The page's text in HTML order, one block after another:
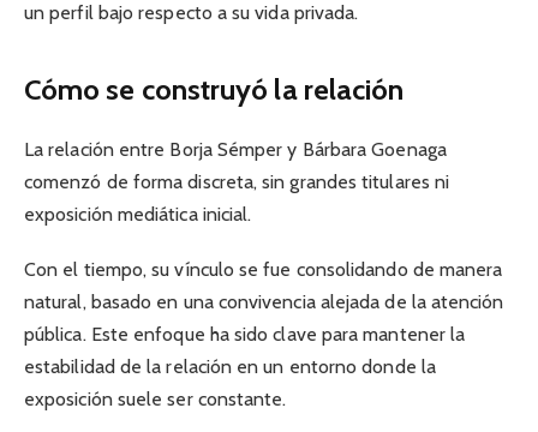
un perfil bajo respecto a su vida privada.
Cómo se construyó la relación
La relación entre Borja Sémper y Bárbara Goenaga
comenzó de forma discreta, sin grandes titulares ni
exposición mediática inicial.
Con el tiempo, su vínculo se fue consolidando de manera
natural, basado en una convivencia alejada de la atención
pública. Este enfoque ha sido clave para mantener la
estabilidad de la relación en un entorno donde la
exposición suele ser constante.